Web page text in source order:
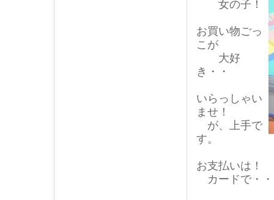
女の子！
お買い物ごっ
こが
大好
き・・
いらっしゃい
ませ！
が、上手で
す。
お支払いは！
カードで・